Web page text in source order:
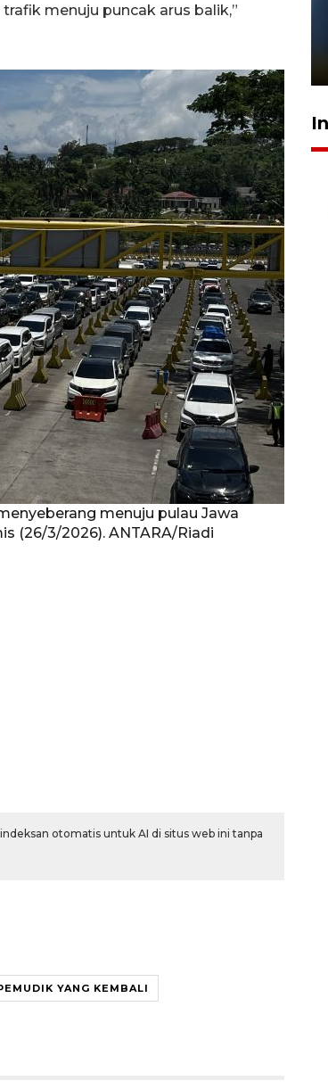
menuju puncak arus balik,”
menuju pulau Jawa
(26/3/2026). ANTARA/Riadi
otomatis untuk AI di situs web ini tanpa
YANG KEMBALI
Pelanggan Filaha Farm setia